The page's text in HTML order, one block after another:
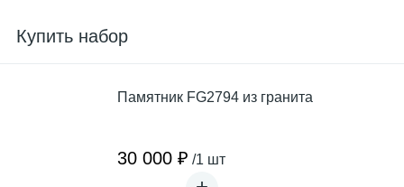
Купить набор
Памятник FG2794 из гранита
30 000 ₽ /1 шт